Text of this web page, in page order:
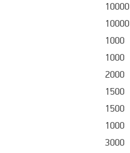
10000
10000
1000
1000
2000
1500
1500
1000
3000